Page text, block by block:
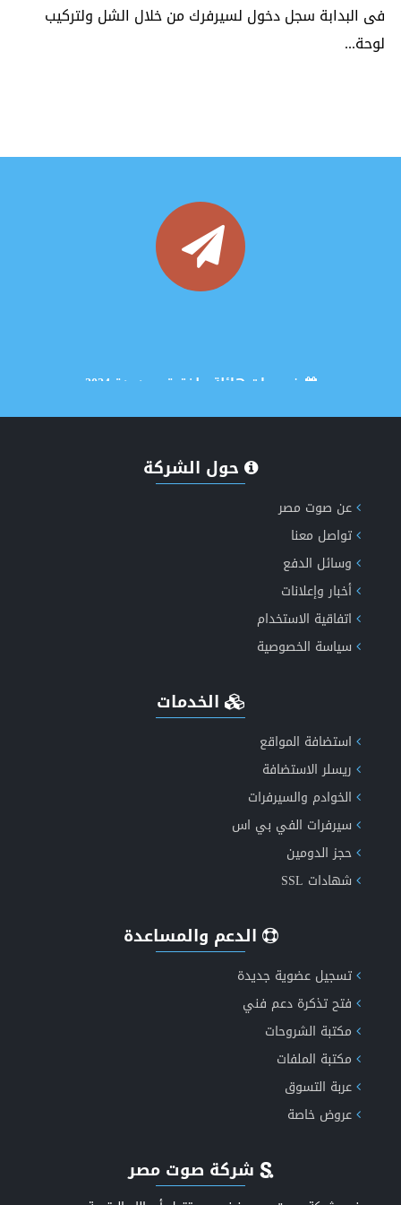
فى البدابة سجل دخول لسيرفرك من خلال الشل ولتركيب
لوحة...
عروض الاستضافة الأكثر موثوقية
انشاء وتصميم موقع اخباري متكامل
إكتشف الان مميزات طفرة الاخباري الجيل الخامس دعم
انشاء موقع اعلانات مبوبة متكامل ومتعدد اللغات
حول الشركة
عن صوت مصر
تواصل معنا
وسائل الدفع
أخبار وإعلانات
اتفاقية الاستخدام
سياسة الخصوصية
الخدمات
استضافة المواقع
ريسلر الاستضافة
الخوادم والسيرفرات
سيرفرات الفي بي اس
حجز الدومين
شهادات SSL
الدعم والمساعدة
تسجيل عضوية جديدة
فتح تذكرة دعم فني
مكتبة الشروحات
مكتبة الملفات
عربة التسوق
عروض خاصة
شركة صوت مصر